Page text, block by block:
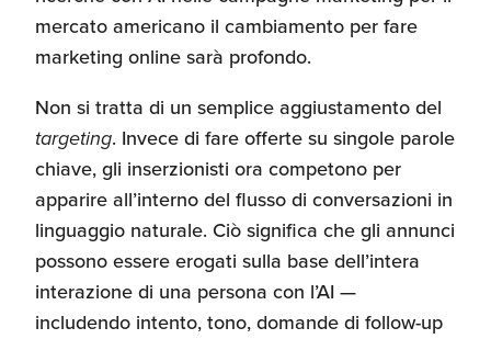
Recensioni delle
assistite da ExportUSA
Internazionalizzazione
e Accesso al Mercato
Apertura Ristoranti
negli Stati Uniti
Ricerche di Mercato
mercato americano il cambiamento per fare
marketing online sarà profondo.
Non si tratta di un semplice aggiustamento del
targeting. Invece di fare offerte su singole parole
chiave, gli inserzionisti ora competono per
apparire all’interno del flusso di conversazioni in
linguaggio naturale. Ciò significa che gli annunci
possono essere erogati sulla base dell’intera
interazione di una persona con l’AI —
includendo intento, tono, domande di follow-up